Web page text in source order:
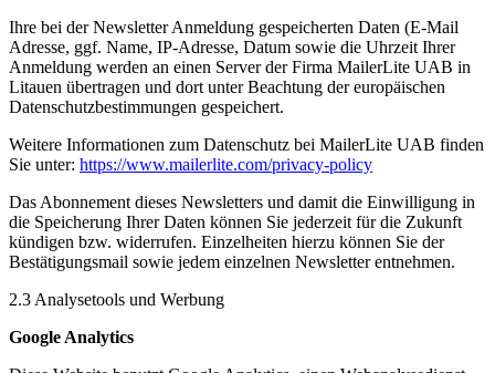
Ihre bei der Newsletter Anmeldung gespeicherten Daten (E-Mail
Adresse, ggf. Name, IP-Adresse, Datum sowie die Uhrzeit Ihrer
Anmeldung werden an einen Server der Firma MailerLite UAB in
Litauen übertragen und dort unter Beachtung der europäischen
Datenschutzbestimmungen gespeichert.
Weitere Informationen zum Datenschutz bei MailerLite UAB finden
Sie unter: https://www.mailerlite.com/privacy-policy
Das Abonnement dieses Newsletters und damit die Einwilligung in
die Speicherung Ihrer Daten können Sie jederzeit für die Zukunft
kündigen bzw. widerrufen. Einzelheiten hierzu können Sie der
Bestätigungsmail sowie jedem einzelnen Newsletter entnehmen.
2.3 Analysetools und Werbung
Google Analytics